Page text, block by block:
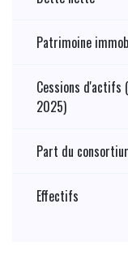
Patrimoine
Cessions
2025)
Part du
Effectifs